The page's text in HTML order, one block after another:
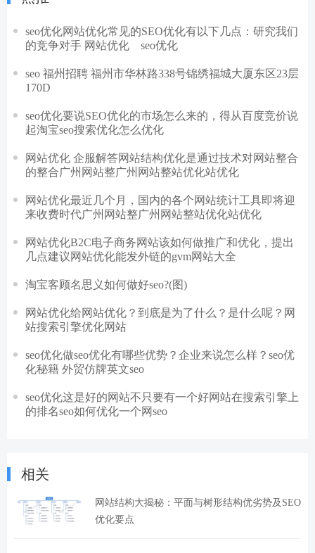
seo优化网站优化常见的SEO优化有以下几点：研究我们
的竞争对手 网站优化 seo优化
seo 福州招聘 福州市华林路338号锦绣福城大厦东区23层
170D
seo优化要说SEO优化的市场怎么来的，得从百度竞价说
起淘宝seo搜索优化怎么优化
网站优化 企服解答网站结构优化是通过技术对网站整合
的整合广州网站整广州网站整站优化站优化
网站优化最近几个月，国内的各个网站统计工具即将迎
来收费时代广州网站整广州网站整站优化站优化
网站优化B2C电子商务网站该如何做推广和优化，提出
几点建议网站优化能发外链的gvm网站大全
淘宝客顾名思义如何做好seo?(图)
网站优化给网站优化？到底是为了什么？是什么呢？网
站搜索引擎优化网站
seo优化做seo优化有哪些优势？企业来说怎么样？seo优
化秘籍 外贸仿牌英文seo
seo优化这是好的网站不只要有一个好网站在搜索引擎上
的排名seo如何优化一个网seo
相关
网站结构大揭秘：平面与树形结构优劣势及SEO
优化要点